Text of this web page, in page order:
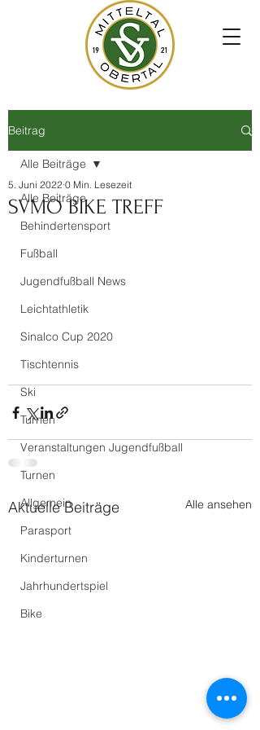
Beitrag
Alle Beiträge
Behindertensport
Fußball
Jugendfußball News
Leichtathletik
Sinalco Cup 2020
Tischtennis
Ski
Turnen
Veranstaltungen Jugendfußball
Turnen
Allgemein
Parasport
Kinderturnen
Jahrhundertspiel
Bike
Alle Beiträge
SVMO BIKE TREFF
5. Juni 2022 0 Min. Lesezeit
Aktuelle Beiträge Alle ansehen